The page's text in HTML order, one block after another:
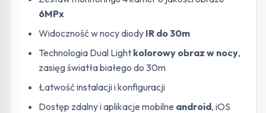
6MPx
Widoczność w nocy diody IR do 30m
Technologia Dual Light kolorowy obraz w nocy,
zasięg światła białego do 30m
Łatwość instalacji i konfiguracji
Dostęp zdalny i aplikacje mobilne android, iOS